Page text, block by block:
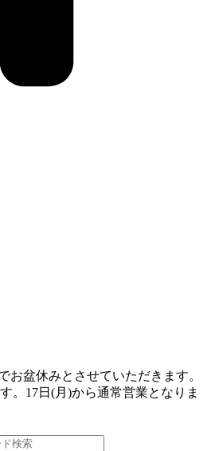
お盆休みとさせていただきます。
。17日(月)から通常営業となりま